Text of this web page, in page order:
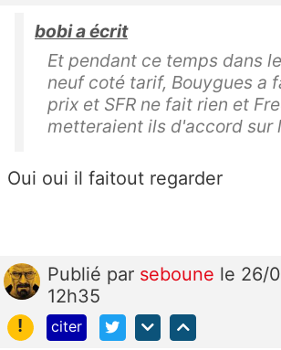
bobi a écrit
Et pendant ce temps dans
neuf coté tarif, Bouygues a
prix et SFR ne fait rien et
metteraient ils d'accord sur
Oui oui il faitout regarder
Publié par seboune le 26/
12h35
!
citer